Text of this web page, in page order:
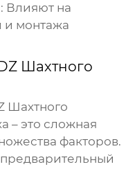
Влияют на
и монтажа
Шахтного
Шахтного
– это сложная
факторов.